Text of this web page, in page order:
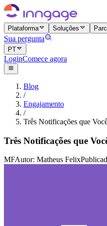
Plataforma Soluções
Sua pergunta
PT
LoginComece agora
Blog
/
Engajamento
/
Três Notificações que
Três Notificações que
MFAutor: Matheus Felix